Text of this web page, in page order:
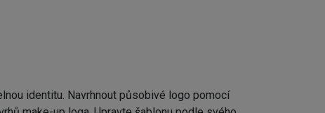
identitu. Navrhnout působivé logo pomocí